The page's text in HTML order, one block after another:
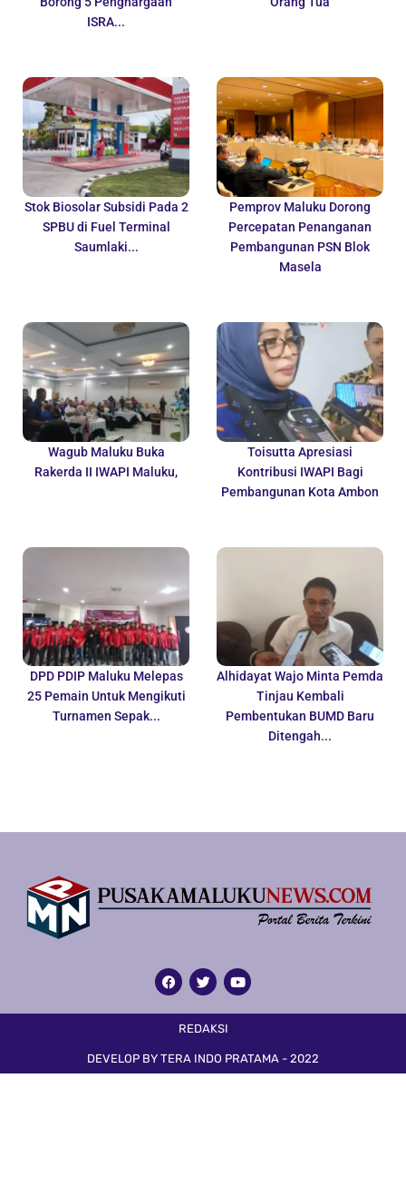
ISRA...
Stok Biosolar Subsidi Pada 2
SPBU di Fuel Terminal
Saumlaki...
Pemprov Maluku Dorong
Percepatan Penanganan
Pembangunan PSN Blok
Masela
Wagub Maluku Buka
Rakerda II IWAPI Maluku,
Toisutta Apresiasi
Kontribusi IWAPI Bagi
Pembangunan Kota Ambon
DPD PDIP Maluku Melepas
25 Pemain Untuk Mengikuti
Turnamen Sepak...
Alhidayat Wajo Minta Pemda
Tinjau Kembali
Pembentukan BUMD Baru
Ditengah...
REDAKSI
DEVELOP BY TERA INDO PRATAMA - 2022